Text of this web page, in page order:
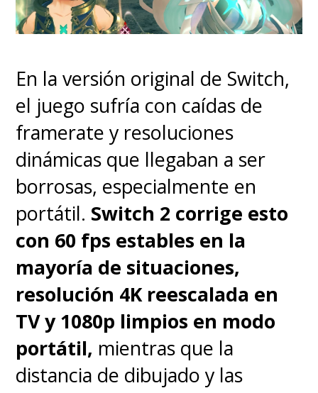
pulsaciones rápidas en la
corona.
En la versión original de Switch,
el juego sufría con caídas de
framerate y resoluciones
dinámicas que llegaban a ser
borrosas, especialmente en
portátil. Switch 2 corrige esto
con 60 fps estables en la
mayoría de situaciones,
resolución 4K reescalada en
TV y 1080p limpios en modo
portátil, mientras que la
distancia de dibujado y las